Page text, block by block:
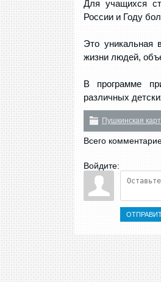
Для учащихся
России и Году
Это уникальная
жизни людей,
В программе
различных
Пушкинская
Всего
Войдите: